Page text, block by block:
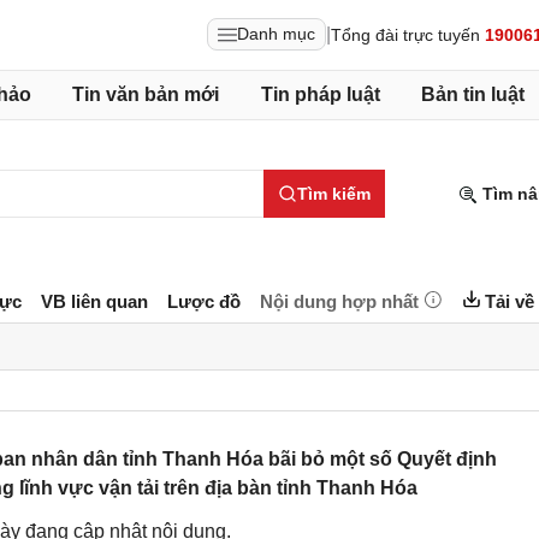
Danh mục Tổng đài trực tuyến
Tin văn bản mới Tin pháp luật Bản tin luật
Tìm kiếm Tìm
VB liên quan Lược đồ Nội dung hợp nhất Tải về
nhân dân tỉnh Thanh Hóa bãi bỏ một số Quyết định
lĩnh vực vận tải trên địa bàn tỉnh Thanh Hóa
đang cập nhật nội dung.